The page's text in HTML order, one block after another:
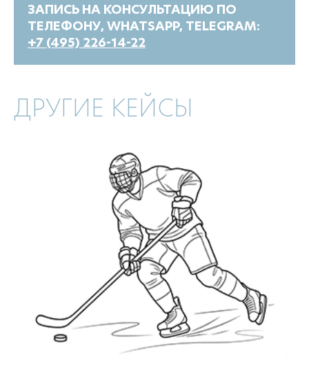
ЗАПИСЬ НА КОНСУЛЬТАЦИЮ ПО
ТЕЛЕФОНУ, WHATSAPP, TELEGRAM:
+7 (495) 226-14-22
ДРУГИЕ КЕЙСЫ